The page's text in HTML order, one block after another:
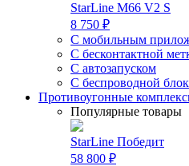
StarLine M66 V2 S
8 750 ₽
С мобильным
С бесконтактной
С автозапуском
С беспроводной
Противоугонные
Популярные товары
StarLine Победит
58 800 ₽